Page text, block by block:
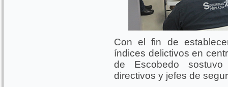
Con el fin de
índices delictivos en
de Escobedo
directivos y jefes de